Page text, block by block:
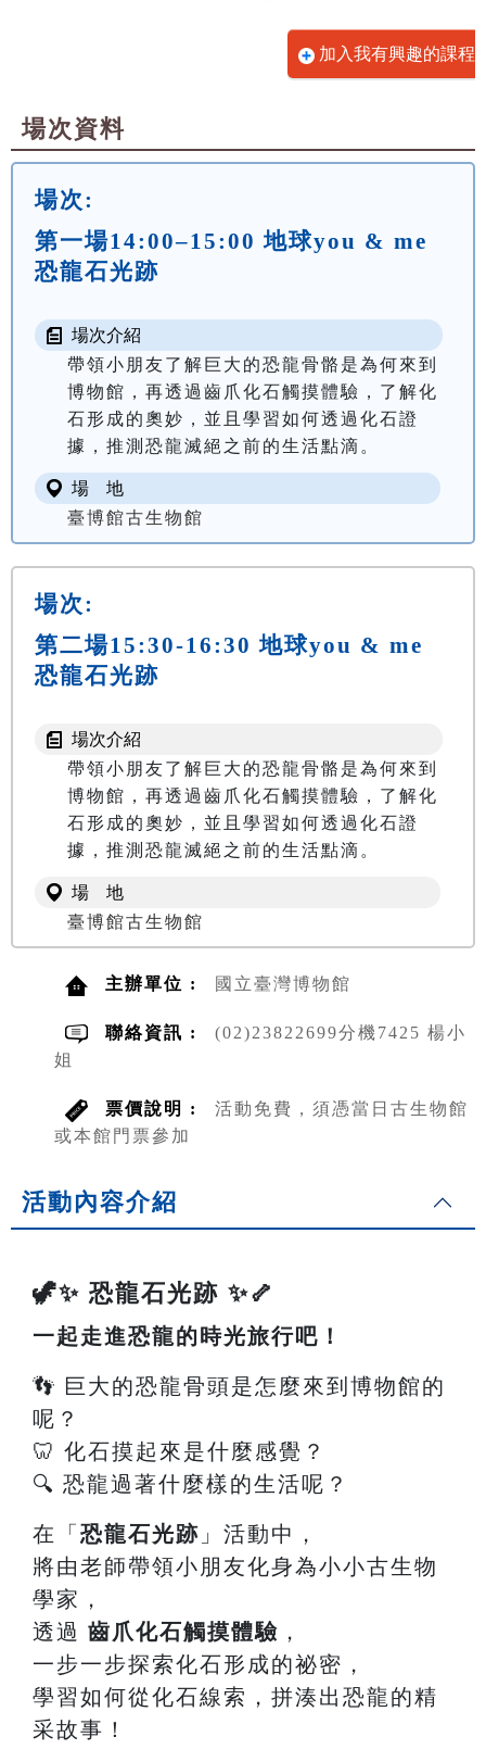
加入我有興趣的課程
場次資料
場次:
第一場14:00–15:00 地球you & me
恐龍石光跡
場次介紹
帶領小朋友了解巨大的恐龍骨骼是為何來到
博物館，再透過齒爪化石觸摸體驗，了解化
石形成的奧妙，並且學習如何透過化石證
據，推測恐龍滅絕之前的生活點滴。
場 地
臺博館古生物館
場次:
第二場15:30-16:30 地球you & me
恐龍石光跡
場次介紹
帶領小朋友了解巨大的恐龍骨骼是為何來到
博物館，再透過齒爪化石觸摸體驗，了解化
石形成的奧妙，並且學習如何透過化石證
據，推測恐龍滅絕之前的生活點滴。
場 地
臺博館古生物館
主辦單位 : 國立臺灣博物館
聯絡資訊 :
(02)23822699分機7425 楊小
姐
票價說明 :
活動免費，須憑當日古生物館
或本館門票參加
活動內容介紹
🦖✨ 恐龍石光跡 ✨🦴
一起走進恐龍的時光旅行吧！
👣 巨大的恐龍骨頭是怎麼來到博物館的
呢？
🦷 化石摸起來是什麼感覺？
🔍 恐龍過著什麼樣的生活呢？
在「 恐龍石光跡 」活動中，
將由老師帶領小朋友化身為小小古生物
學家，
透過 齒爪化石觸摸體驗 ，
一步一步探索化石形成的祕密，
學習如何從化石線索，拼湊出恐龍的精
采故事！